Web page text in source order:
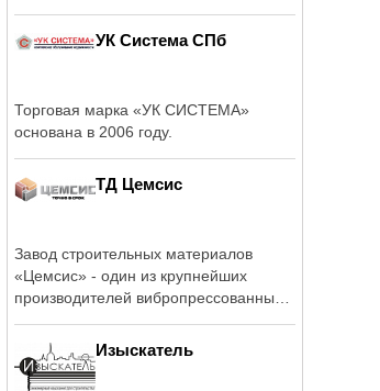
УК Система СПб
Торговая марка «УК СИСТЕМА»
основана в 2006 году.
ТД Цемсис
Завод строительных материалов
«Цемсис» - один из крупнейших
производителей вибропрессованных
Изыскатель